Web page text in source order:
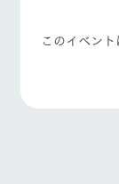
このイベント